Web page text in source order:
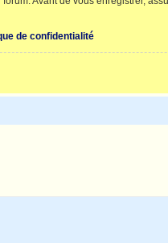
de confidentialité